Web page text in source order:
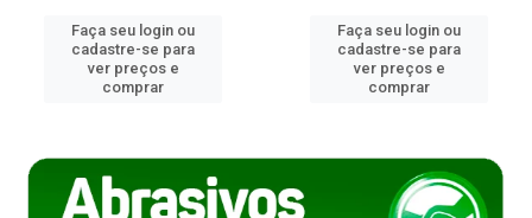
Faça seu login ou
cadastre-se para
ver preços e
comprar
Faça seu login ou
cadastre-se para
ver preços e
comprar